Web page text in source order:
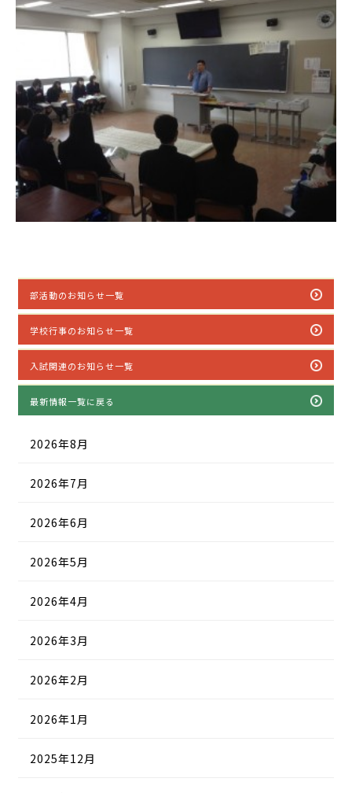
部活動のお知らせ一覧
学校行事のお知らせ一覧
入試関連のお知らせ一覧
最新情報一覧に戻る
2026年8月
2026年7月
2026年6月
2026年5月
2026年4月
2026年3月
2026年2月
2026年1月
2025年12月